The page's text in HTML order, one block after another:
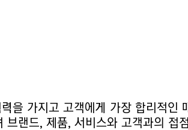
을 가지고 고객에게 가장 합리적인
브랜드, 제품, 서비스와 고객과의 접